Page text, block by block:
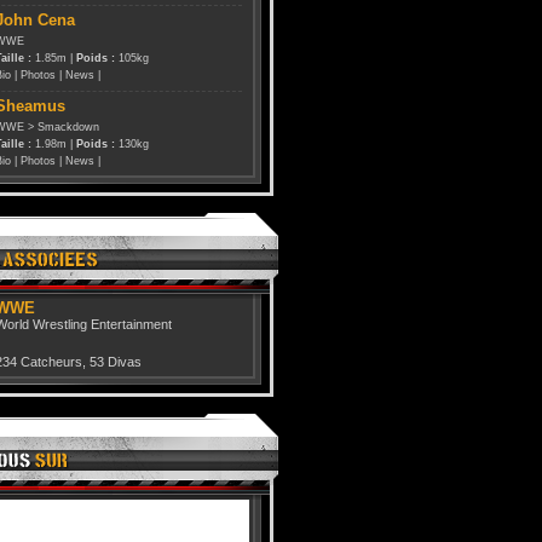
Cena
: 1.85m | Poids : 105kg
Photos News
> Smackdown
: 1.98m | Poids : 130kg
Photos News
Wrestling Entertainment
Catcheurs 53 Divas